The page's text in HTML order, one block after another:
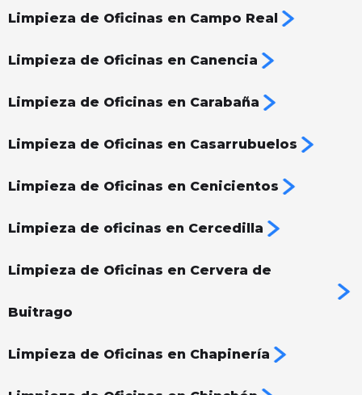
Limpieza de Oficinas en Campo Real
Limpieza de Oficinas en Canencia
Limpieza de Oficinas en Carabaña
Limpieza de Oficinas en Casarrubuelos
Limpieza de Oficinas en Cenicientos
Limpieza de oficinas en Cercedilla
Limpieza de Oficinas en Cervera de
Buitrago
Limpieza de Oficinas en Chapinería